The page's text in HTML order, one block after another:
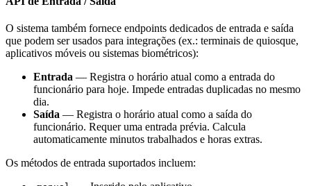
O sistema também fornece endpoints dedicados de entrada e saída
que podem ser usados para integrações (ex.: terminais de quiosque,
aplicativos móveis ou sistemas biométricos):
Entrada — Registra o horário atual como a entrada do
funcionário para hoje. Impede entradas duplicadas no mesmo
dia.
Saída — Registra o horário atual como a saída do
funcionário. Requer uma entrada prévia. Calcula
automaticamente minutos trabalhados e horas extras.
Os métodos de entrada suportados incluem: